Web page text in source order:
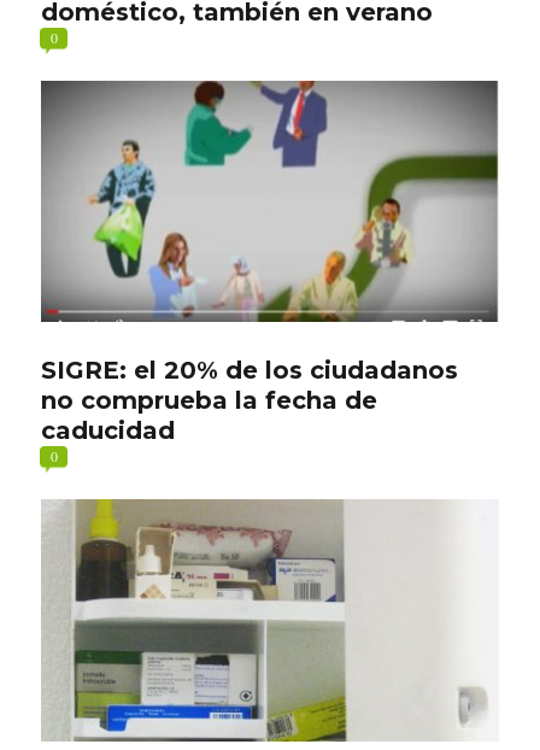
doméstico, también en verano
0
SIGRE: el 20% de los ciudadanos
no comprueba la fecha de
caducidad
0